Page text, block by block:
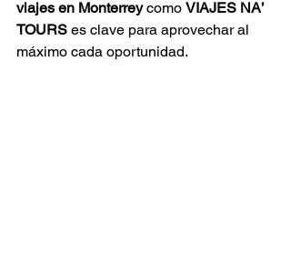
viajes en Monterrey como VIAJES NA’
TOURS es clave para aprovechar al
máximo cada oportunidad.